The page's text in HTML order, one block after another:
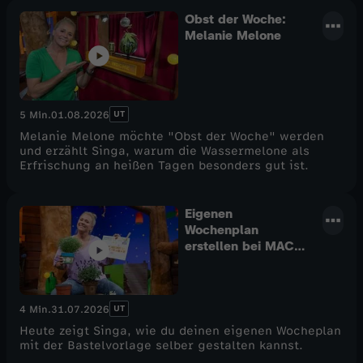
Obst der Woche:
Melanie Melone
5 Min.01.08.2026 UT
Melanie Melone möchte "Obst der Woche" werden
und erzählt Singa, warum die Wassermelone als
Erfrischung an heißen Tagen besonders gut ist.
Eigenen
Wochenplan
erstellen bei MACH
4 Min.31.07.2026 UT
Heute zeigt Singa, wie du deinen eigenen Wocheplan
mit der Bastelvorlage selber gestalten kannst.